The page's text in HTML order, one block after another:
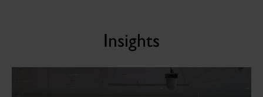
Insights